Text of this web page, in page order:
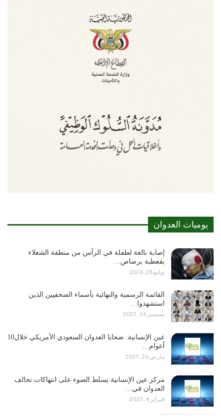
يوميات العدوان
إصابة بالغة لطفلة في الرأس من منطقة الشعلاء
بقعطبة برصاص…
يوليو 28, 2026
القائمة الرسمية والنهائية بأسماء الصحفيين الذين
استشهدوا…
سبتمبر 14, 2025
عين الإنسانية: ضحايا العدوان السعودي الأمريكي خلال10
أعوام…
مارس 26, 2025
مركز عين الإنسانية يسلط الضوء على انتهاكات تحالف
العدوان في…
فبراير 4, 2025